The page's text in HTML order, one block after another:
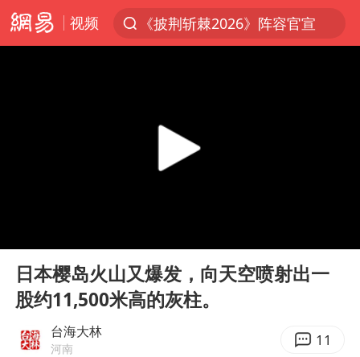
视频
《披荆斩棘2026》阵容官宣
白海豚北上或致京津冀暴雨
上海中心千吨“镇楼神器”摆动明显
新疆一婚礼线上邀请引热议
Play
日本樱岛火山又爆发，向天空喷射出一
股约11,500米高的灰柱。
台海大林
河南 11